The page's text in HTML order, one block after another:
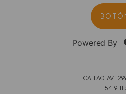
Powered By
CALLAO AV.
+54 9